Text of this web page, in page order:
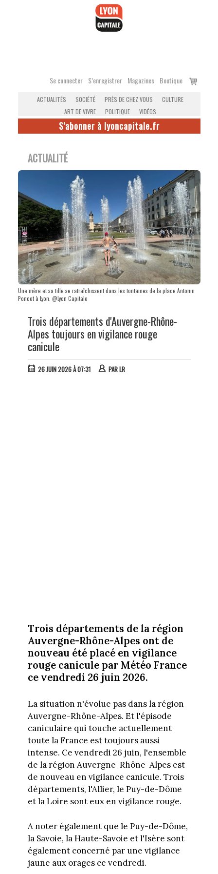
Se connecter S’enregistrer Magazines Boutique
Voir
ACTUALITÉS SOCIÉTÉ PRÈS DE CHEZ VOUS
CULTURE
ART DE VIVRE
POLITIQUE VIDÉOS
S'abonner à lyoncapitale.fr
ACTUALITÉ
Une mère et sa fille se rafraîchissent dans les fontaines de la place Antonin
Poncet à Lyon. @Lyon Capitale
Trois départements d'Auvergne-Rhône-
Alpes toujours en vigilance rouge
canicule
26 JUIN 2026 À 07:31 PARLR
Trois départements de la région
Auvergne-Rhône-Alpes ont de
nouveau été placé en vigilance
rouge canicule par Météo France
ce vendredi 26 juin 2026.
La situation n'évolue pas dans la région
Auvergne-Rhône-Alpes. Et l'épisode
caniculaire qui touche actuellement
toute la France est toujours aussi
intense. Ce vendredi 26 juin, l'ensemble
de la région Auvergne-Rhône-Alpes est
de nouveau en vigilance canicule. Trois
départements, l'Allier, le Puy-de-Dôme
et la Loire sont eux en vigilance rouge.
A noter également que le Puy-de-Dôme,
la Savoie, la Haute-Savoie et l'Isère sont
également concerné par une vigilance
jaune aux orages ce vendredi.